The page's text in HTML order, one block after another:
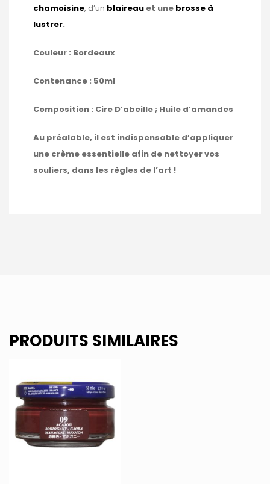
chamoisine, d’un blaireau et une brosse à
lustrer.
Couleur : Bordeaux
Contenance : 50ml
Composition : Cire D’abeille ; Huile d’amandes
Au préalable, il est indispensable d’appliquer
une crème essentielle afin de nettoyer vos
souliers, dans les règles de l’art !
PRODUITS SIMILAIRES